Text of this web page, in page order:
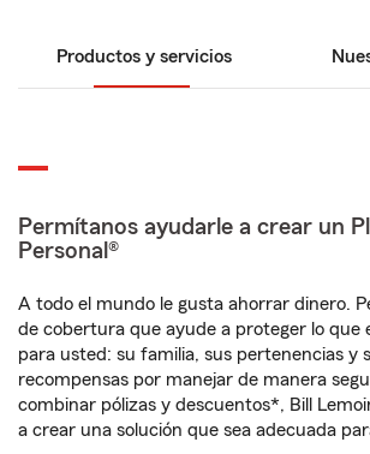
Productos y servicios
Permítanos ayudarle a crear un
Personal®
A todo el mundo le gusta ahorrar dinero.
de cobertura que ayude a proteger lo que
para usted: su familia, sus pertenencias y
recompensas por manejar de manera
combinar pólizas y descuentos*, Bill
a crear una solución que sea adecuada